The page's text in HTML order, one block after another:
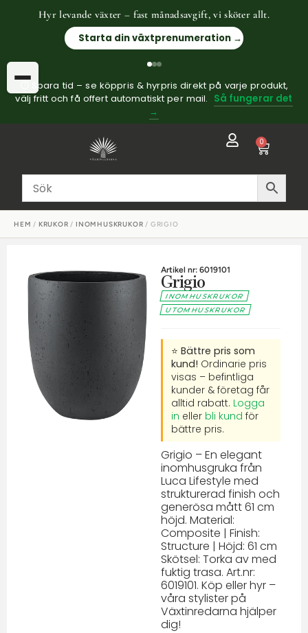
Hyr levande växter – fast månadsavgift, vi sköter allt.
Starta din växtprenumeration →
⏱ Spara tid – se köppris & hyrpris direkt på varje produkt,
välj fritt och få offert automatiskt per mail. Så fungerar det
→
0
HEM / KRUKOR / INOMHUSKRUKOR / GRIGIO
Artikel nr: 6019101
Grigio
INOMHUSKRUKOR
UTOMHUSKRUKOR
⭐ Bättre pris som
kund! Ordinarie pris
visas – befintliga
kunder & företag får
alltid rabatt. Logga
in eller bli kund för
bättre pris.
Grigio – En elegant
inomhusgruka från
Luca Lifestyle med
strukturerad finish och
generösa mått 61 cm
höjd. Material:
Composite | Finish:
Structure | Höjd: 61 cm
Skötsel: Torka av med
fuktig trasa. Art.nr:
6019101. Köp eller hyr –
våra stylister på
Växtinredarna hjälper
dig!